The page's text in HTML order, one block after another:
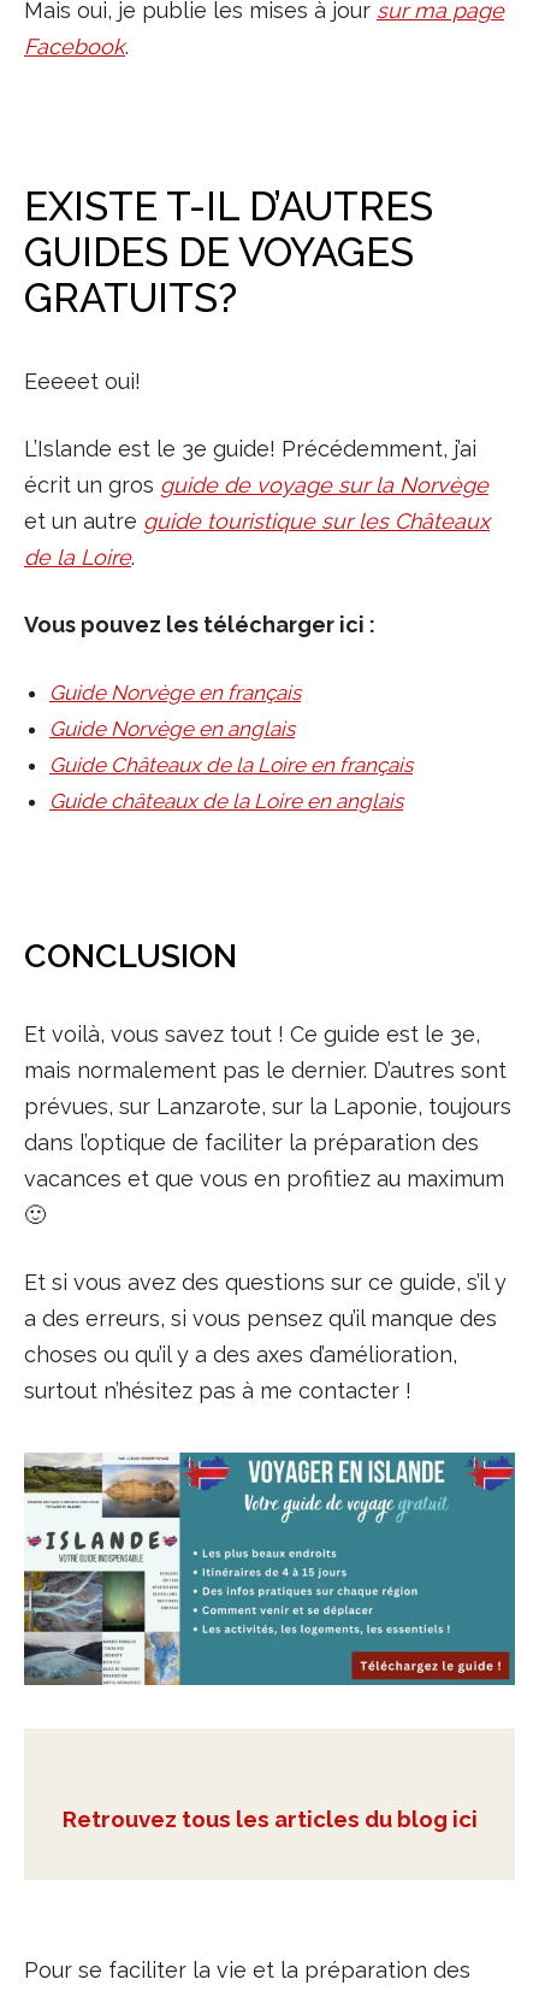
Mais oui, je publie les mises à jour sur ma page
Facebook.
EXISTE T-IL D’AUTRES
GUIDES DE VOYAGES
GRATUITS?
Eeeeet oui!
L’Islande est le 3e guide! Précédemment, j’ai
écrit un gros guide de voyage sur la Norvège
et un autre guide touristique sur les Châteaux
de la Loire.
Vous pouvez les télécharger ici :
Guide Norvège en français
Guide Norvège en anglais
Guide Châteaux de la Loire en français
Guide châteaux de la Loire en anglais
CONCLUSION
Et voilà, vous savez tout ! Ce guide est le 3e,
mais normalement pas le dernier. D’autres sont
prévues, sur Lanzarote, sur la Laponie, toujours
dans l’optique de faciliter la préparation des
vacances et que vous en profitiez au maximum
🙂
Et si vous avez des questions sur ce guide, s’il y
a des erreurs, si vous pensez qu’il manque des
choses ou qu’il y a des axes d’amélioration,
surtout n’hésitez pas à me contacter !
Retrouvez tous les articles du blog ici
Pour se faciliter la vie et la préparation des